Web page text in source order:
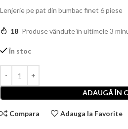
Lenjerie pe pat din bumbac finet 6 piese
18 Produse vândute în ultimele 3
În stoc
ADAUGĂ ÎN
Compara Adauga la Favorite